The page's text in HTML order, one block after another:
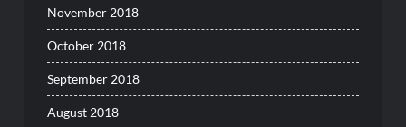
November 2018
October 2018
September 2018
August 2018